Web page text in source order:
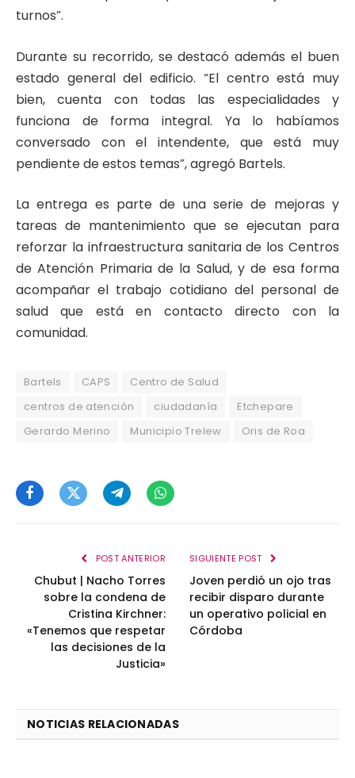
turnos”.
Durante su recorrido, se destacó además el buen
estado general del edificio. “El centro está muy
bien, cuenta con todas las especialidades y
funciona de forma integral. Ya lo habíamos
conversado con el intendente, que está muy
pendiente de estos temas”, agregó Bartels.
La entrega es parte de una serie de mejoras y
tareas de mantenimiento que se ejecutan para
reforzar la infraestructura sanitaria de los Centros
de Atención Primaria de la Salud, y de esa forma
acompañar el trabajo cotidiano del personal de
salud que está en contacto directo con la
comunidad.
Bartels CAPS
Centro de Salud
centros de atención
ciudadanía
Etchepare
Gerardo Merino
Municipio Trelew Oris de Roa
FacebookTwitterTelegramWhatsApp
POST ANTERIOR
Chubut | Nacho Torres
sobre la condena de
Cristina Kirchner:
«Tenemos que respetar
las decisiones de la
Justicia»
SIGUIENTE POST
Joven perdió un ojo tras
recibir disparo durante
un operativo policial en
Córdoba
NOTICIAS RELACIONADAS